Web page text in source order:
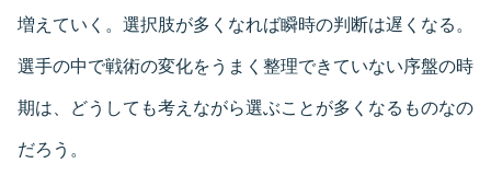
増えていく。選択肢が多くなれば瞬時の判断は遅くなる。
選手の中で戦術の変化をうまく整理できていない序盤の時
期は、どうしても考えながら選ぶことが多くなるものなの
だろう。